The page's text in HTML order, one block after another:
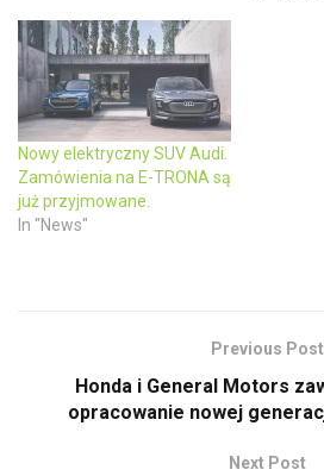
w
i
n
d
o
w
)
w
w
i
n
d
o
w
Nowy elektryczny SUV Audi.
Zamówienia na E-TRONA są
już przyjmowane.
In "News"
Previous Post
Honda i General Motors
opracowanie nowej
Next Post